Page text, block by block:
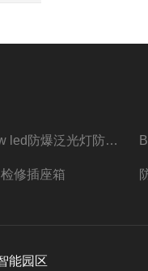
150w led防爆泛光灯防水防尘防爆三防灯
修插座箱
能园区